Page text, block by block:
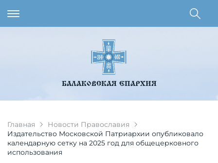
БАЛАКОВСКАЯ ЕПАРХИЯ
Главная
Новости Православия
Издательство Московской Патриархии опубликовало
календарную сетку на 2025 год для общецерковного
использования